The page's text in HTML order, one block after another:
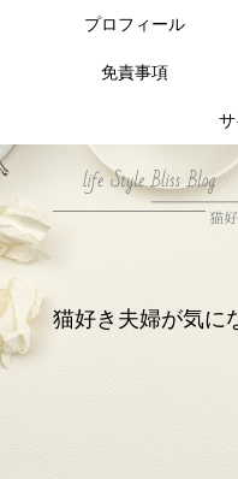
猫好き夫婦が気に
プロフィール
免責事項